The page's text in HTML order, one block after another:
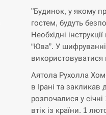
"Будинок, у якому
гостем, будуть
Необхідні
“Юва”. У
використовуватися
Аятола Рухолла
в Ірані та
розпочалися у
втік із країни. 1